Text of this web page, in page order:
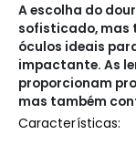
A escolha do
sofisticado, mas
óculos ideais
impactante. As
proporcionam
mas também
Características: